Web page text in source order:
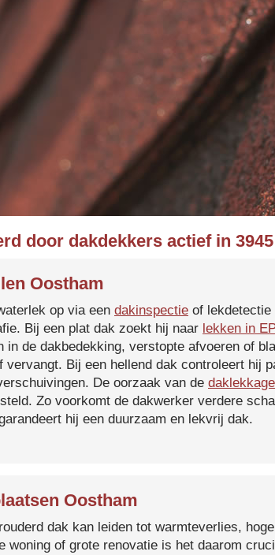
door dakdekkers actief in
Oostham
op via een dakinspectie of
Bij een plat dak zoekt hij naar lekken in
in de dakbedekking, verstopte afvoeren of
vervangt. Bij een hellend dak controleert hij
De oorzaak van de
Zo voorkomt de dakwerker verdere
hij een duurzaam en lekvrij dak.
Oostham
dak kan leiden tot warmteverlies,
woning of grote renovatie is het daarom